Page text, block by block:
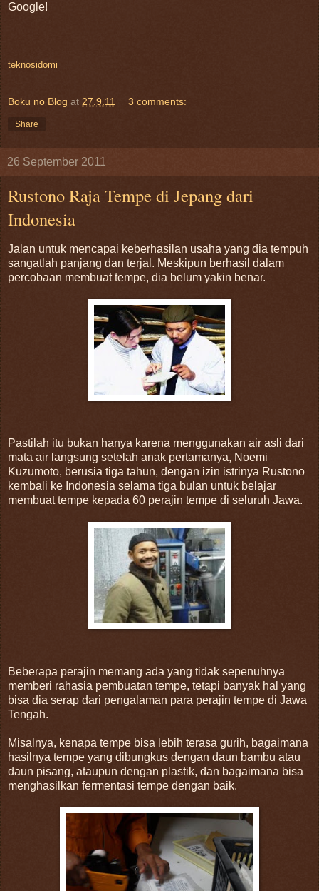
Google!
teknosidomi
Boku no Blog at 27.9.11 3 comments:
Share
26 September 2011
Rustono Raja Tempe di Jepang dari
Indonesia
Jalan untuk mencapai keberhasilan usaha yang dia tempuh
sangatlah panjang dan terjal. Meskipun berhasil dalam
percobaan membuat tempe, dia belum yakin benar.
Pastilah itu bukan hanya karena menggunakan air asli dari
mata air langsung setelah anak pertamanya, Noemi
Kuzumoto, berusia tiga tahun, dengan izin istrinya Rustono
kembali ke Indonesia selama tiga bulan untuk belajar
membuat tempe kepada 60 perajin tempe di seluruh Jawa.
Beberapa perajin memang ada yang tidak sepenuhnya
memberi rahasia pembuatan tempe, tetapi banyak hal yang
bisa dia serap dari pengalaman para perajin tempe di Jawa
Tengah.
Misalnya, kenapa tempe bisa lebih terasa gurih, bagaimana
hasilnya tempe yang dibungkus dengan daun bambu atau
daun pisang, ataupun dengan plastik, dan bagaimana bisa
menghasilkan fermentasi tempe dengan baik.